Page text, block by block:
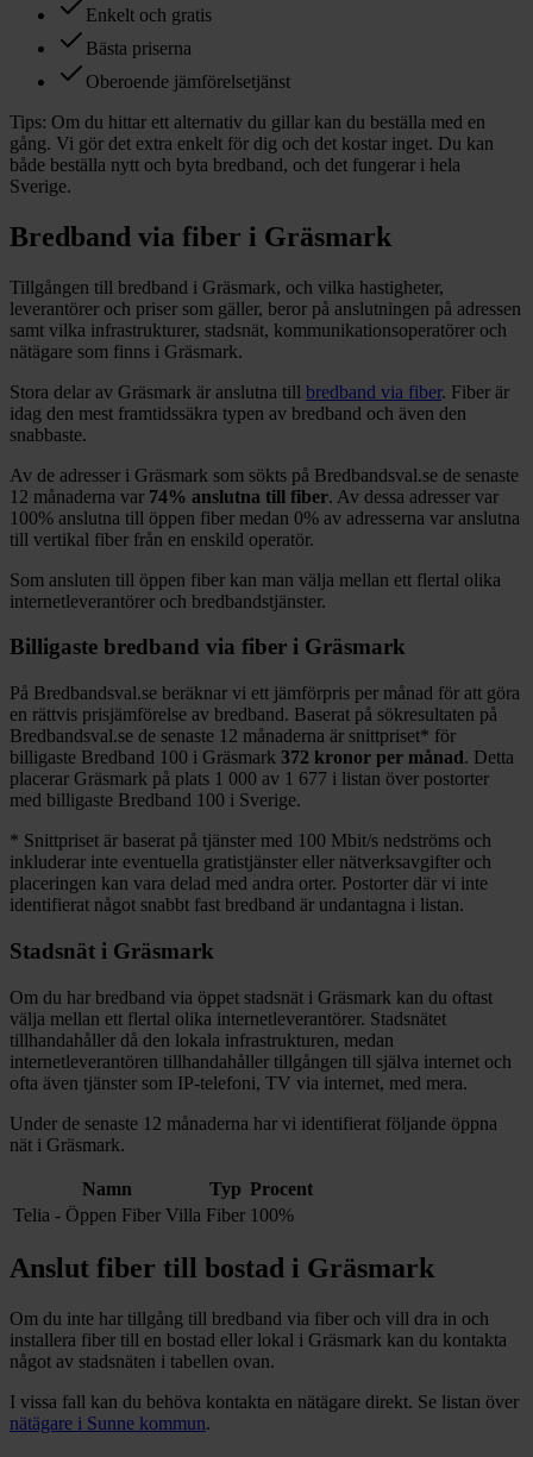
Enkelt och gratis
Bästa priserna
Oberoende jämförelsetjänst
Tips: Om du hittar ett alternativ du gillar kan du beställa med en
gång. Vi gör det extra enkelt för dig och det kostar inget. Du kan
både beställa nytt och byta bredband, och det fungerar i hela
Sverige.
Bredband via fiber i Gräsmark
Tillgången till bredband i Gräsmark, och vilka hastigheter,
leverantörer och priser som gäller, beror på anslutningen på adressen
samt vilka infrastrukturer, stadsnät, kommunikationsoperatörer och
nätägare som finns i Gräsmark.
Stora delar av Gräsmark är anslutna till bredband via fiber. Fiber är
idag den mest framtidssäkra typen av bredband och även den
snabbaste.
Av de adresser i Gräsmark som sökts på Bredbandsval.se de senaste
12 månaderna var 74% anslutna till fiber. Av dessa adresser var
100% anslutna till öppen fiber medan 0% av adresserna var anslutna
till vertikal fiber från en enskild operatör.
Som ansluten till öppen fiber kan man välja mellan ett flertal olika
internetleverantörer och bredbandstjänster.
Billigaste bredband via fiber i Gräsmark
På Bredbandsval.se beräknar vi ett jämförpris per månad för att göra
en rättvis prisjämförelse av bredband. Baserat på sökresultaten på
Bredbandsval.se de senaste 12 månaderna är snittpriset* för
billigaste Bredband 100 i Gräsmark 372 kronor per månad. Detta
placerar Gräsmark på plats 1 000 av 1 677 i listan över postorter
med billigaste Bredband 100 i Sverige.
* Snittpriset är baserat på tjänster med 100 Mbit/s nedströms och
inkluderar inte eventuella gratistjänster eller nätverksavgifter och
placeringen kan vara delad med andra orter. Postorter där vi inte
identifierat något snabbt fast bredband är undantagna i listan.
Stadsnät i Gräsmark
Om du har bredband via öppet stadsnät i Gräsmark kan du oftast
välja mellan ett flertal olika internetleverantörer. Stadsnätet
tillhandahåller då den lokala infrastrukturen, medan
internetleverantören tillhandahåller tillgången till själva internet och
ofta även tjänster som IP-telefoni, TV via internet, med mera.
Under de senaste 12 månaderna har vi identifierat följande öppna
nät i Gräsmark.
Namn Typ Procent
Telia - Öppen Fiber Villa Fiber 100%
Anslut fiber till bostad i Gräsmark
Om du inte har tillgång till bredband via fiber och vill dra in och
installera fiber till en bostad eller lokal i Gräsmark kan du kontakta
något av stadsnäten i tabellen ovan.
I vissa fall kan du behöva kontakta en nätägare direkt. Se listan över
nätägare i Sunne kommun.